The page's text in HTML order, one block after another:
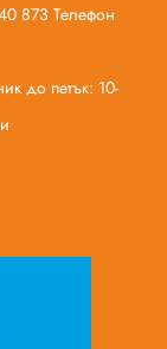
873 Телефон
до петък: 10-